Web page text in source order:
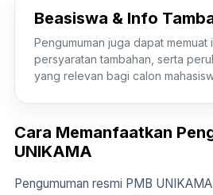
Beasiswa & Info
Pengumuman juga dapat memuat
persyaratan tambahan, serta
yang relevan bagi calon
Cara Memanfaatkan
UNIKAMA
Pengumuman resmi PMB